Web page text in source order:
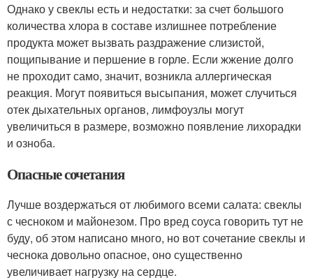
Однако у свеклы есть и недостатки: за счет большого
количества хлора в составе излишнее потребление
продукта может вызвать раздражение слизистой,
пощипывание и першение в горле. Если жжение долго
не проходит само, значит, возникла аллергическая
реакция. Могут появиться высыпания, может случиться
отек дыхательных органов, лимфоузлы могут
увеличиться в размере, возможно появление лихорадки
и озноба.
Опасные сочетания
Лучше воздержаться от любимого всеми салата: свеклы
с чесноком и майонезом. Про вред соуса говорить тут не
буду, об этом написано много, но вот сочетание свеклы и
чеснока довольно опасное, оно существенно
увеличивает нагрузку на сердце.